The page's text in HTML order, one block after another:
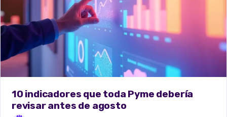
10 indicadores que toda Pyme debería
revisar antes de agosto